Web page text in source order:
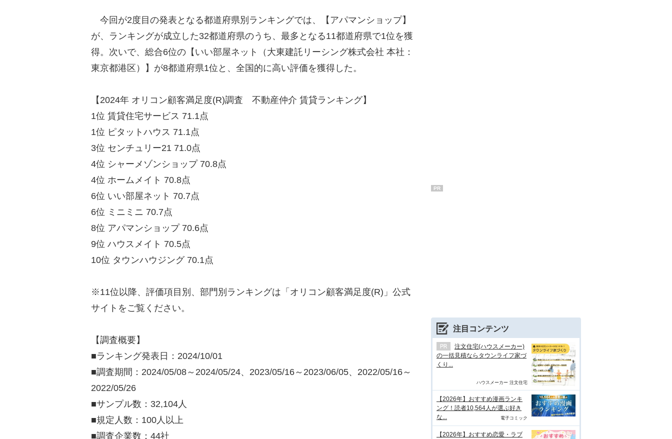
今回が2度目の発表となる都道府県別ランキングでは、【アパマンショップ】
が、ランキングが成立した32都道府県のうち、最多となる11都道府県で1位を獲
得。次いで、総合6位の【いい部屋ネット（大東建託リーシング株式会社 本社：
東京都港区）】が8都道府県1位と、全国的に高い評価を獲得した。
【2024年 オリコン顧客満足度(R)調査 不動産仲介 賃貸ランキング】
1位 賃貸住宅サービス 71.1点
1位 ピタットハウス 71.1点
3位 センチュリー21 71.0点
4位 シャーメゾンショップ 70.8点
4位 ホームメイト 70.8点
6位 いい部屋ネット 70.7点
6位 ミニミニ 70.7点
8位 アパマンショップ 70.6点
9位 ハウスメイト 70.5点
10位 タウンハウジング 70.1点
※11位以降、評価項目別、部門別ランキングは「オリコン顧客満足度(R)」公式
サイトをご覧ください。
【調査概要】
■ランキング発表日：2024/10/01
■調査期間：2024/05/08～2024/05/24、2023/05/16～2023/06/05、2022/05/16～
2022/05/26
■サンプル数：32,104人
■規定人数：100人以上
■調査企業数：44社
PR
注目コンテンツ
注文住宅(ハウスメーカー)
の一括見積ならタウンライフ家づ
くり...
ハウスメーカー 注文住宅
【2026年】おすすめ漫画ランキ
ング！読者10,564人が選ぶ好き
な...
電子コミック
【2026年】おすすめ恋愛・ラブ